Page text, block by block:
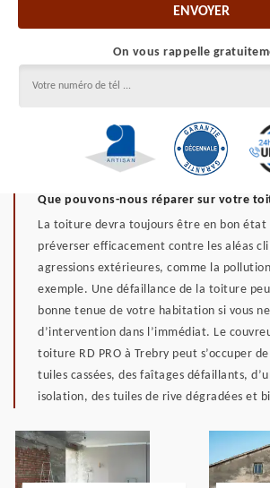
On vous rappelle
Que pouvons-nous réparer sur votre
La toiture devra toujours être en bon état
préverser efficacement contre les aléas
agressions extérieures, comme la
exemple. Une défaillance de la toiture
bonne tenue de votre habitation si vous
d’intervention dans l’immédiat. Le
toiture RD PRO à Trebry peut s’occuper
tuiles cassées, des faîtages défaillants,
isolation, des tuiles de rive dégradées et